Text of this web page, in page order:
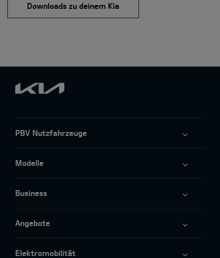
Downloads zu deinem Kia
PBV Nutzfahrzeuge
Modelle
Business
Angebote
Elektromobilität